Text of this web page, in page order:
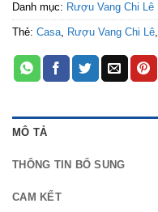
Danh mục: Rượu Vang Chi Lê
Thẻ: Casa, Rượu Vang Chi Lê,
MÔ TẢ
THÔNG TIN BỔ SUNG
CAM KẾT